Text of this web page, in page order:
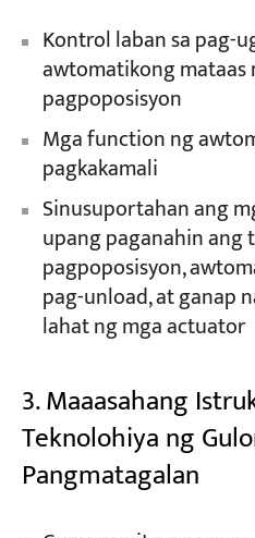
Kontrol laban sa pag-
awtomatikong mataas
pagpoposisyon
Mga function ng
pagkakamali
Sinusuportahan ang
upang paganahin ang
pagpoposisyon,
pag-unload, at ganap
lahat ng mga actuator
3. Maaasahang
Teknolohiya ng
Pangmatagalan